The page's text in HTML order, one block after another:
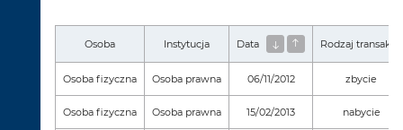
Osoba Instytucja Data Rodzaj transakcji
Osoba fizyczna Osoba prawna 06/11/2012 zbycie
Osoba fizyczna Osoba prawna 15/02/2013 nabycie